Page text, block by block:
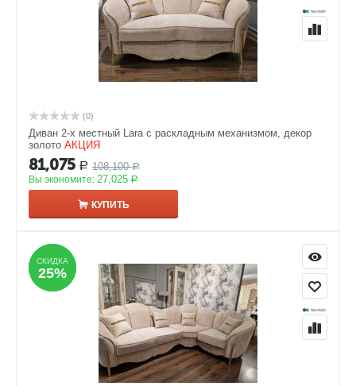
(0)
Диван 2-х местный Lara с раскладным механизмом, декор
золото АКЦИЯ
81,075 Р 108,100 Р
Вы экономите: 27,025 Р
КУПИТЬ
СКИДКА
25%
СКИДКА
25%